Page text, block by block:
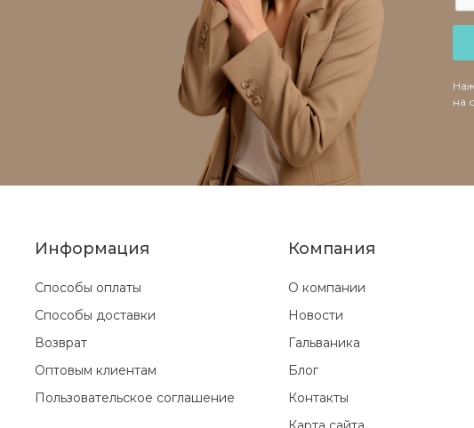
на
Информация
Способы оплаты
Способы доставки
Возврат
Оптовым клиентам
Пользовательское соглашение
Компания
О компании
Новости
Гальваника
Блог
Контакты